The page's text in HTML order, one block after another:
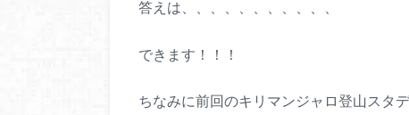
答えは、、、、、、、、、、、
できます！！！
ちなみに前回のキリマンジャロ登山スタ